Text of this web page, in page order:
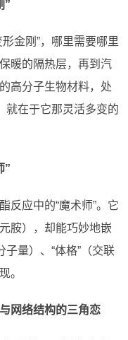
”
金刚”，哪里需要哪里
暖的隔热层，再到汽
高分子生物材料，处
就在于它那灵活多变的
”
应中的“魔术师”。它
胺），却能巧妙地嵌
子量）、“体格”（交联
。
网络结构的三角恋